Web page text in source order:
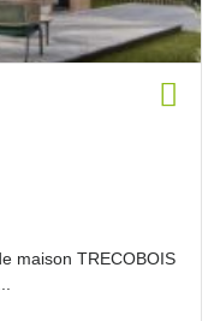
maison TRECOBOIS